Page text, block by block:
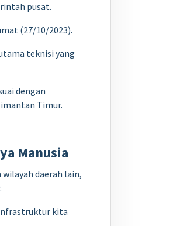
pusat.
(27/10/2023).
teknisi yang
dengan
Timur.
Manusia
daerah lain,
kita